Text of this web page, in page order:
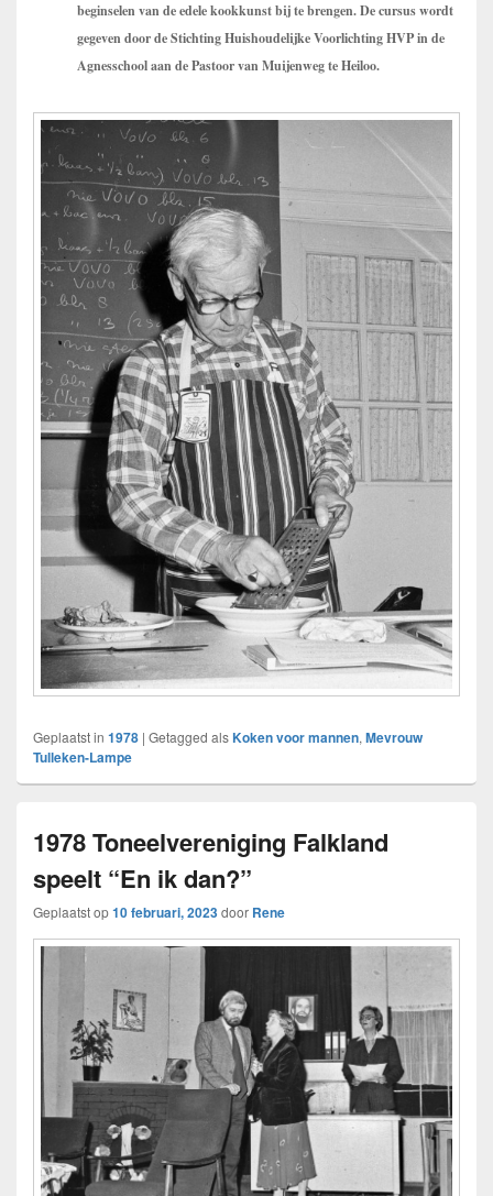
beginselen van de edele kookkunst bij te brengen. De cursus wordt
gegeven door de Stichting Huishoudelijke Voorlichting HVP in de
Agnesschool aan de Pastoor van Muijenweg te Heiloo.
Geplaatst in 1978 | Getagged alsKoken voor mannen, Mevrouw
Tulleken-Lampe
1978 Toneelvereniging Falkland
speelt “En ik dan?”
Geplaatst op10 februari, 2023door Rene